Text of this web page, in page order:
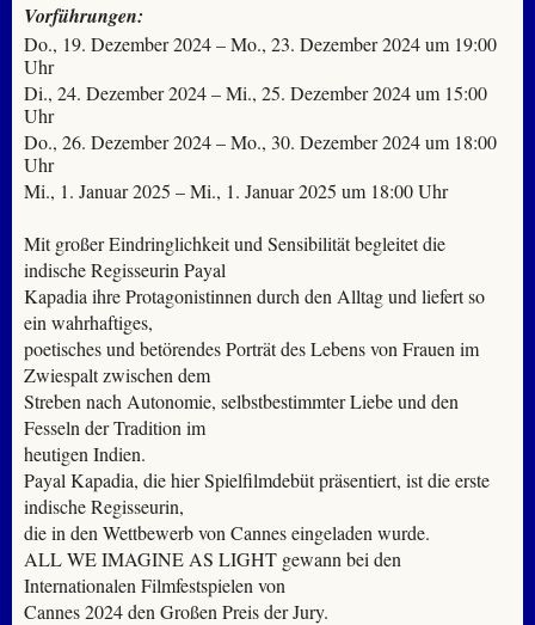
Vorführungen:
Do., 19. Dezember 2024 – Mo., 23. Dezember 2024 um 19:00
Uhr
Di., 24. Dezember 2024 – Mi., 25. Dezember 2024 um 15:00
Uhr
Do., 26. Dezember 2024 – Mo., 30. Dezember 2024 um 18:00
Uhr
Mi., 1. Januar 2025 – Mi., 1. Januar 2025 um 18:00 Uhr
Mit großer Eindringlichkeit und Sensibilität begleitet die
indische Regisseurin Payal
Kapadia ihre Protagonistinnen durch den Alltag und liefert so
ein wahrhaftiges,
poetisches und betörendes Porträt des Lebens von Frauen im
Zwiespalt zwischen dem
Streben nach Autonomie, selbstbestimmter Liebe und den
Fesseln der Tradition im
heutigen Indien.
Payal Kapadia, die hier Spielfilmdebüt präsentiert, ist die erste
indische Regisseurin,
die in den Wettbewerb von Cannes eingeladen wurde.
ALL WE IMAGINE AS LIGHT gewann bei den
Internationalen Filmfestspielen von
Cannes 2024 den Großen Preis der Jury.